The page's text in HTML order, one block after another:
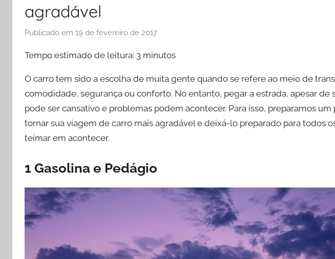
agradável
Publicado em 19 de fevereiro de 2017
r
r
y
s
Tempo estimado de leitura: 3 minutos
O carro tem sido a escolha de muita gente quando se refere ao meio de
comodidade, segurança ou conforto. No entanto, pegar a estrada, apesar de
pode ser cansativo e problemas podem acontecer. Para isso, preparamos
tornar sua viagem de carro mais agradável e deixá-lo preparado para todos
teimar em acontecer.
1 Gasolina e Pedágio